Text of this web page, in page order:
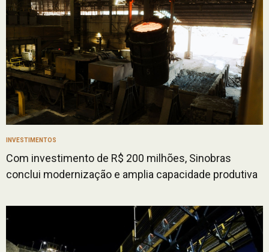
INVESTIMENTOS
Com investimento de R$ 200 milhões, Sinobras
conclui modernização e amplia capacidade produtiva